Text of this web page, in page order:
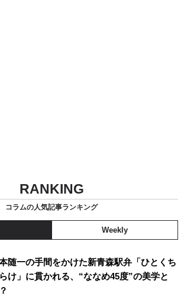
RANKING
コラムの人気記事ランキング
Weekly
随一の手間をかけた新青森駅弁「ひとくち
け」に貫かれる、“ななめ45度”の美学と